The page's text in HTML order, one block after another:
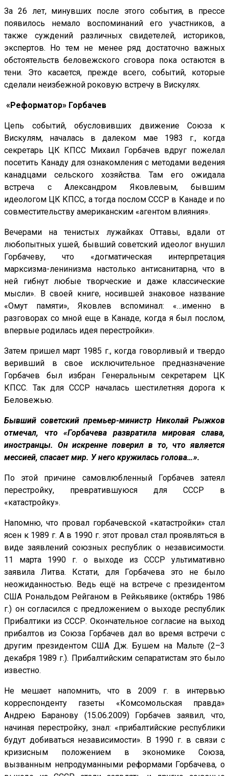
За 26 лет, минувших после этого события, в прессе
появилось немало воспоминаний его участников, а
также суждений различных свидетелей, историков,
экспертов. Но тем не менее ряд достаточно важных
обстоятельств беловежского сговора пока остаются в
тени. Это касается, прежде всего, событий, которые
сделали неизбежной роковую встречу в Вискулях.
«Реформатор» Горбачев
Цепь событий, обусловивших движение Союза к
Вискулям, началась в далеком мае 1983 г., когда
секретарь ЦК КПСС Михаил Горбачев вдруг пожелал
посетить Канаду для ознакомления с методами ведения
канадцами сельского хозяйства. Там его ожидала
встреча с Александром Яковлевым, бывшим
идеологом ЦК КПСС, а тогда послом СССР в Канаде и по
совместительству американским «агентом влияния».
Вечерами на тенистых лужайках Оттавы, вдали от
любопытных ушей, бывший советский идеолог внушил
Горбачеву, что «догматическая интерпретация
марксизма-ленинизма настолько антисанитарна, что в
ней гибнут любые творческие и даже классические
мысли». В своей книге, носившей знаковое название
«Омут памяти», Яковлев вспоминал: «…именно в
разговорах со мной еще в Канаде, когда я был послом,
впервые родилась идея перестройки».
Затем пришел март 1985 г., когда говорливый и твердо
веривший в свое исключительное предназначение
Горбачев был избран Генеральным секретарем ЦК
КПСС. Так для СССР началась шестилетняя дорога к
Беловежью.
Бывший советский премьер-министр Николай Рыжков
отмечал, что «Горбачева развратила мировая слава,
иностранцы. Он искренне поверил в то, что является
мессией, спасает мир. У него кружилась голова…».
По этой причине самовлюбленный Горбачев затеял
перестройку, превратившуюся для СССР в
«катастройку».
Напомню, что провал горбачевской «катастройки» стал
ясен к 1989 г. А в 1990 г. этот провал стал проявляться в
виде заявлений союзных республик о независимости.
11 марта 1990 г. о выходе из СССР ультимативно
заявила Литва. Кстати, для Горбачева это не было
неожиданностью. Ведь ещё на встрече с президентом
США Рональдом Рейганом в Рейкьявике (октябрь 1986
г.) он согласился с предложением о выходе республик
Прибалтики из СССР. Окончательное согласие на выход
прибалтов из Союза Горбачев дал во время встречи с
другим президентом США Дж. Бушем на Мальте (2–3
декабря 1989 г.). Прибалтийским сепаратистам это было
известно.
Не мешает напомнить, что в 2009 г. в интервью
корреспонденту газеты «Комсомольская правда»
Андрею Баранову (15.06.2009) Горбачев заявил, что,
начиная перестройку, знал: «прибалтийские республики
будут добиваться независимости». В 1990 г. в связи с
кризисным положением в экономике Союза,
вызванным непродуманными реформами Горбачева, о